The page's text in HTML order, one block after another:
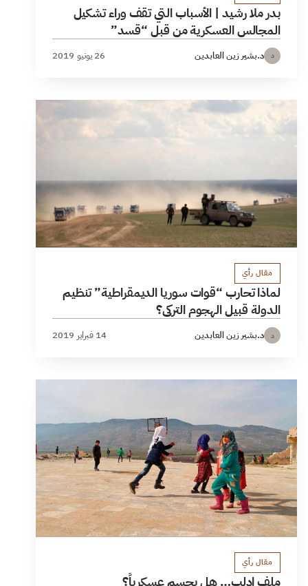
بدر ملا رشيد | الأسباب التي تقف وراء تشكيل
المجالس العسكرية من قبل “قسد”
د د.بشير زين العابدين 26 يونيو 2019
مقال رأي
لماذا تحارب “قوات سوريا الديمقراطية” تنظيم
الدولة قبيل الهجوم التركي؟
د د.بشير زين العابدين 14 فبراير 2019
مقال رأي
ملف إدلب… هل يحسم عسكرياً؟